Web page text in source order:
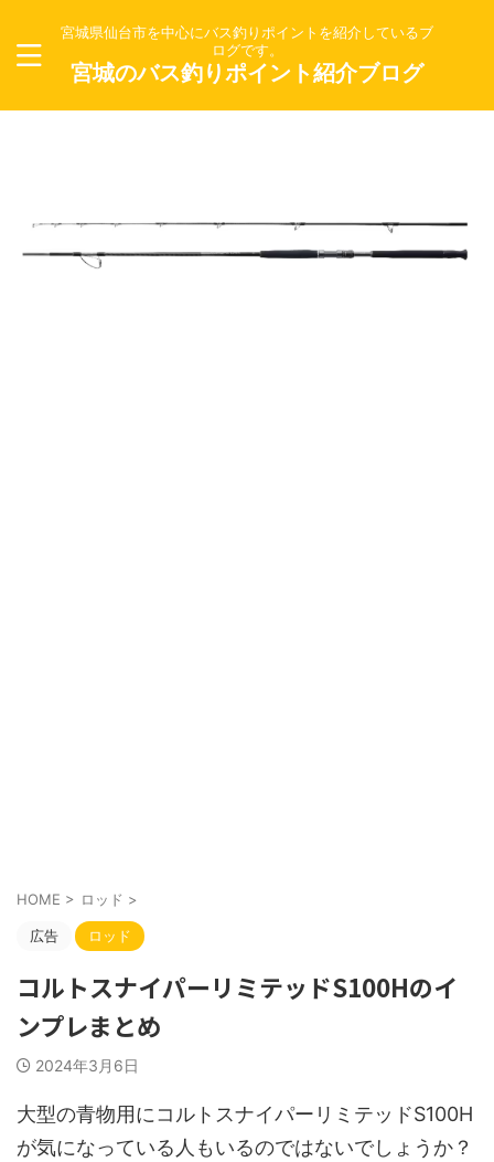
宮城県仙台市を中心にバス釣りポイントを紹介しているブ
ログです。
宮城のバス釣りポイント紹介ブログ
HOME > ロッド >
広告 ロッド
コルトスナイパーリミテッドS100Hのイ
ンプレまとめ
2024年3月6日
大型の青物用にコルトスナイパーリミテッドS100H
が気になっている人もいるのではないでしょうか？